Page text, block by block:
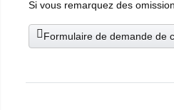
Si vous remarquez des
Formulaire de demande de